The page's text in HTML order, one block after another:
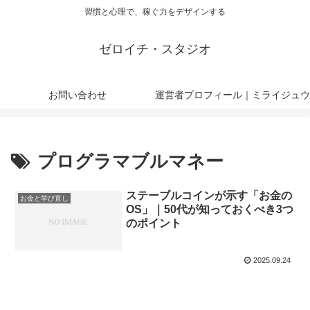
習慣と心理で、稼ぐ力をデザインする
ゼロイチ・スタジオ
お問い合わせ 運営者プロフィール｜ミライジュウ
プログラマブルマネー
お金と学び直し
ステーブルコインが示す「お金の
OS」｜50代が知っておくべき3つ
のポイント
2025.09.24